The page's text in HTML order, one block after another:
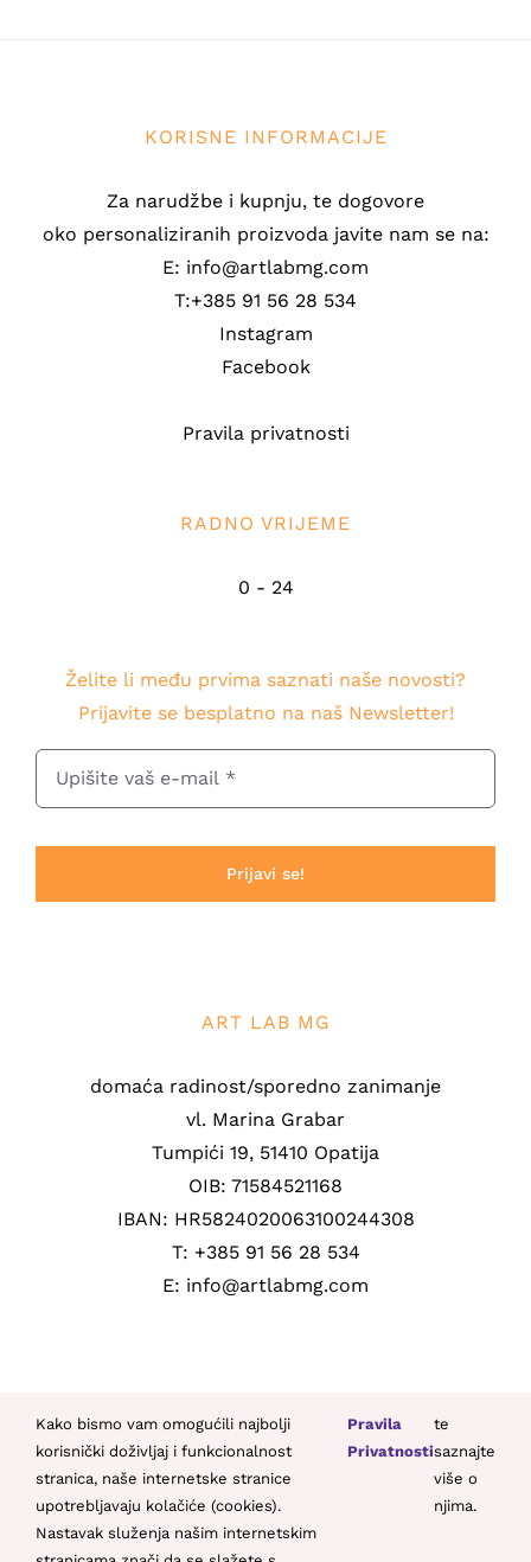
KORISNE INFORMACIJE
Za narudžbe i kupnju, te dogovore
oko personaliziranih proizvoda javite nam se na:
E: info@artlabmg.com
T:+385 91 56 28 534
Instagram
Facebook
Pravila privatnosti
RADNO VRIJEME
0 - 24
Želite li među prvima saznati naše novosti?
Prijavite se besplatno na naš Newsletter!
Prijavi se!
ART LAB MG
domaća radinost/sporedno zanimanje
vl. Marina Grabar
Tumpići 19, 51410 Opatija
OIB: 71584521168
IBAN: HR5824020063100244308
T: +385 91 56 28 534
E: info@artlabmg.com
© Copyright 2021 -2026 | Sva prava pridržana | By SYSTICH
Kako bismo vam omogućili najbolji
korisnički doživljaj i funkcionalnost
stranica, naše internetske stranice
upotrebljavaju kolačiće (cookies).
Nastavak služenja našim internetskim
Pravila
Privatnosti
te
saznajte
više o
njima.